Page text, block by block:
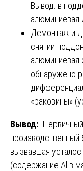
Вывод: в
алюминиевая
Демонтаж и
снятии
алюминиевая
обнаружено
«раковины»
Вывод:
производственный
вызвавшая
(содержание Al в